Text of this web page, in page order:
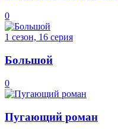
0
1 сезон, 16 серия
Большой
0
Пугающий роман